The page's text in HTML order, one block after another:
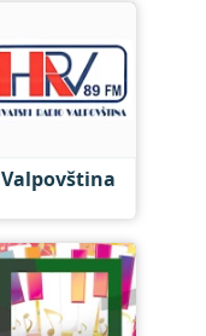
Valpovština